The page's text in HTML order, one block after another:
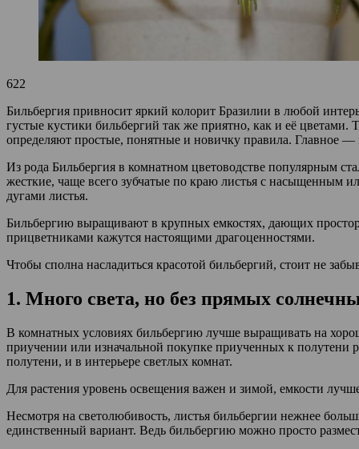
622
Бильбергия привносит яркий колорит Бразилии в любой
густые кустики бильбергий так же приятно, как и её
определяют простые, понятные и новичку правила. Главное —
Из рода Бильбергия в комнатном цветоводстве популярным
жесткие, чаще всего зубчатые по краю листья с насыщенным
дугами листья.
Бильбергию выращивают в крупных емкостях, дающих
прицветниками кажутся настоящими драгоценностями.
Чтобы сполна насладиться красотой бильбергий, стоит не
1. Много света, но без прямых
В комнатных условиях бильбергию лучше выращивать на
приучении или изначальной покупке приученных к полутени
полутени, и в интерьере светлых комнат.
Для растения уровень освещения важен и зимой, емкости
Несмотря на светолюбивость, листья бильбергии нежнее
единственный вариант. Ведь бильбергию можно просто